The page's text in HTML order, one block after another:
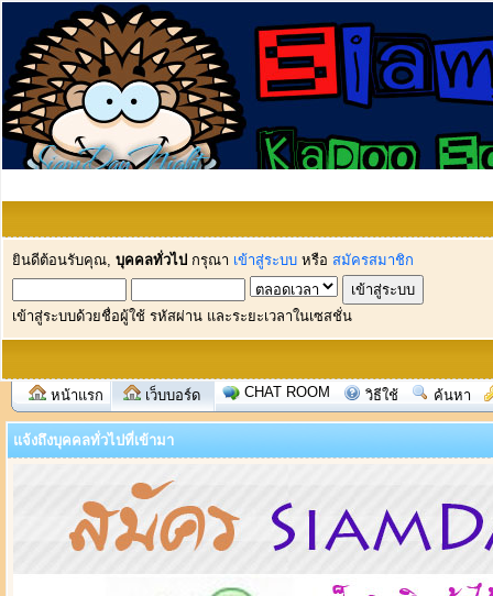
ยินดีต้อนรับคุณ, บุคคลทั่วไป กรุณา เข้าสู่ระบบ หรือ สมัครสมาชิก
เข้าสู่ระบบด้วยชื่อผู้ใช้ รหัสผ่าน และระยะเวลาในเซสชั่น
หน้าแรก เว็บบอร์ด CHAT ROOM วิธีใช้ ค้นหา
แจ้งถึงบุคคลทั่วไปที่เข้ามา